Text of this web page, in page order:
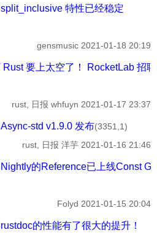
特性已经稳定
gensmusic 2021-01-18 20:19
Rust 要上太空了！ RocketLab 招
rust, 日报 whfuyn 2021-01-17 23:37
std v1.9.0 发布(3351,1)
rust, 日报 洋芋 2021-01-16 21:46
Nightly的Reference已上线Const
Folyd 2021-01-15 20:04
的性能有了很大的提升！